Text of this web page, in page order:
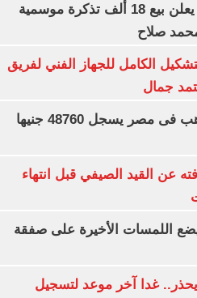
طرابزون سبور يعلن بيع 18 ألف تذكرة موسمية
محمد صلاح
الكامل للجهاز الفني لفريق
جمال
سعر الجنيه الذهب فى مصر يسجل 48760 جنيها
عن القيد الصيفي قبل انتهاء
يضع اللمسات الأخيرة على صفقة
غدا آخر موعد لتسجيل